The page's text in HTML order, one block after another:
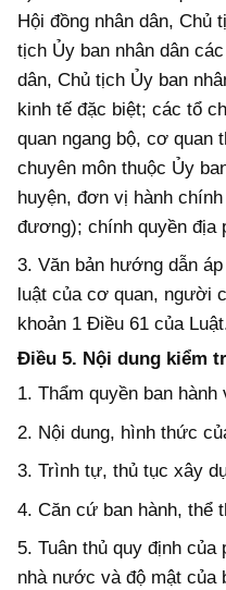
Hội đồng nhân dân, Chủ
tịch Ủy ban nhân dân
dân, Chủ tịch Ủy ban
kinh tế đặc biệt; các tổ
quan ngang bộ, cơ quan
chuyên môn thuộc Ủy
huyện, đơn vị hành
đương); chính quyền địa
3. Văn bản hướng dẫn
luật củacơ quan, người
khoản 1 Điều 61 của
Điều 5. Nội dung kiểm
1. Thẩm quyền ban hành
2. Nội dung, hình thức
3. Trình tự, thủ tục xây
4. Căn cứ ban hành, thể
5. Tuân thủ quy định của
nhà nước và độ mật của